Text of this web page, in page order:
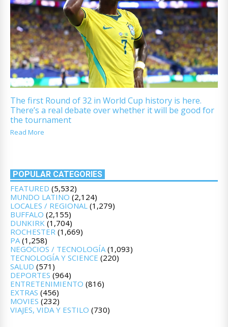
The first Round of 32 in World Cup history is here.
There’s a real debate over whether it will be good for
the tournament
Read More
POPULAR CATEGORIES
FEATURED (5,532)
MUNDO LATINO (2,124)
LOCALES / REGIONAL (1,279)
BUFFALO (2,155)
DUNKIRK (1,704)
ROCHESTER (1,669)
PA(1,258)
NEGOCIOS / TECNOLOGÍA(1,093)
TECNOLOGÍA Y SCIENCE (220)
SALUD (571)
DEPORTES (964)
ENTRETENIMIENTO (816)
EXTRAS (456)
MOVIES (232)
VIAJES, VIDA Y ESTILO (730)